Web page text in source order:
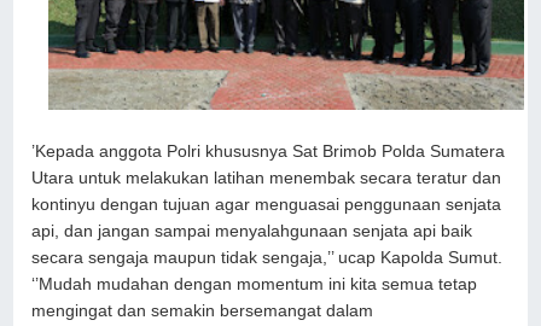
’Kepada anggota Polri khususnya Sat Brimob Polda Sumatera
Utara untuk melakukan latihan menembak secara teratur dan
kontinyu dengan tujuan agar menguasai penggunaan senjata
api, dan jangan sampai menyalahgunaan senjata api baik
secara sengaja maupun tidak sengaja,’’ ucap Kapolda Sumut.
‘’Mudah mudahan dengan momentum ini kita semua tetap
mengingat dan semakin bersemangat dalam